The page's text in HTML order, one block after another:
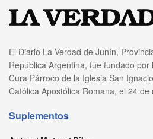
El Diario La Verdad de Junín,
República Argentina, fue fundado
Cura Párroco de la Iglesia San
Católica Apostólica Romana, el 24
Suplementos